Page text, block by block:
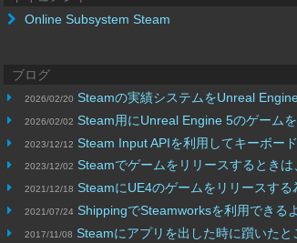
Online Subsystem Steam
ブログ
2026/02/20 Steamの実績システムをUnreal
2026/02/02 Steam用にUnreal Engine 5のゲーム
2023/12/12 Steam Input APIを利用してキーボー
2023/12/02 Steamでゲームをリリースするとき
2021/12/18 SteamにUE4のゲームをリリースする
2021/07/24 ShippingでSteamworksを利用できる
2017/11/08 Steamにアプリを出した時に躓いたと